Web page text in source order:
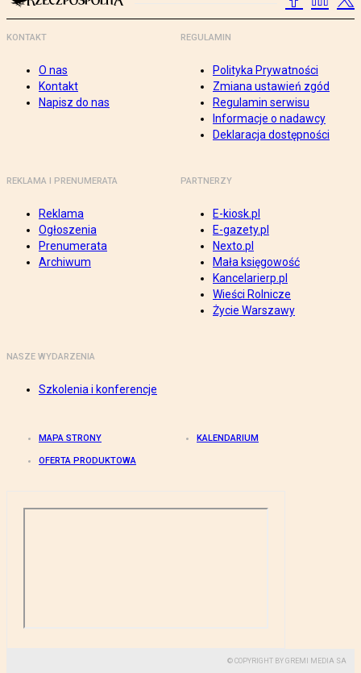
KONTAKT
O nas
Kontakt
Napisz do nas
REGULAMIN
Polityka Prywatności
Zmiana ustawień zgód
Regulamin serwisu
Informacje o nadawcy
Deklaracja dostępności
REKLAMA I PRENUMERATA
Reklama
Ogłoszenia
Prenumerata
Archiwum
PARTNERZY
E-kiosk.pl
E-gazety.pl
Nexto.pl
Mała księgowość
Kancelarierp.pl
Wieści Rolnicze
Życie Warszawy
NASZE WYDARZENIA
Szkolenia i konferencje
MAPA STRONY KALENDARIUM
OFERTA PRODUKTOWA
© COPYRIGHT BY GREMI MEDIA SA